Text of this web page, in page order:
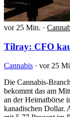
vor 25 Min. ·
Tilray: CFO
Cannabis · vor 25
Die Cannabis-
bekommt das am
an der Heimatbörse
kanadischen Dollar.